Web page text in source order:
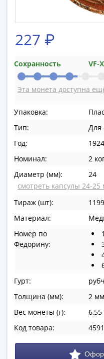
ВОВ
Человек
Города-
герои
Оружие
Победы
Олимпиада
Сочи
2014
футболу
события
Архитектура
Красная
Личности
Мультипликация
227 ₽
Сохранность VF-
Эта монета доступна
Упаковка:
Тип:
Для
Год:
Номинал:
2
Диаметр (мм):
24
смотреть капсулы 24-25
Тираж (шт):
Материал:
Номер по
Федорину:
1
Гурт:
Толщина (мм):
2
Вес монеты (г):
6,55
Код товара:
4591